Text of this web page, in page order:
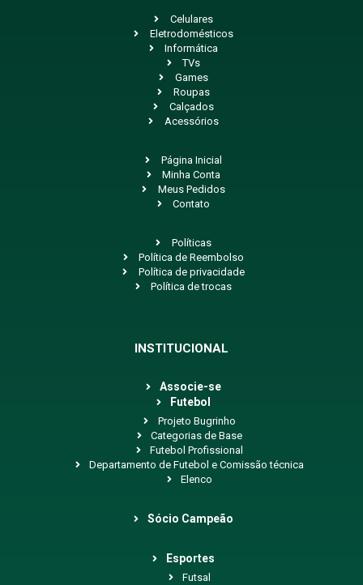
Celulares
Eletrodomésticos
Informática
TVs
Games
Roupas
Calçados
Acessórios
Página Inicial
Minha Conta
Meus Pedidos
Contato
Políticas
Política de Reembolso
Política de privacidade
Política de trocas
INSTITUCIONAL
Associe-se
Futebol
Projeto Bugrinho
Categorias de Base
Futebol Profissional
Departamento de Futebol e Comissão técnica
Elenco
Sócio Campeão
Esportes
Futsal